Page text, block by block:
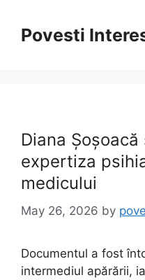
contentPovesti
Diana
expertiza
medicului
May 26, 2026 by
Documentul a fost
intermediul apărării,